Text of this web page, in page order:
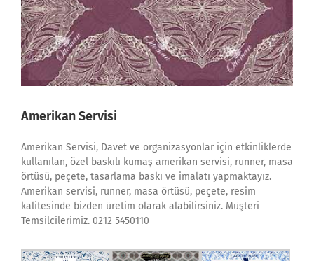
Amerikan Servisi
Amerikan Servisi, Davet ve organizasyonlar için etkinliklerde
kullanılan, özel baskılı kumaş amerikan servisi, runner, masa
örtüsü, peçete, tasarlama baskı ve imalatı yapmaktayız.
Amerikan servisi, runner, masa örtüsü, peçete, resim
kalitesinde bizden üretim olarak alabilirsiniz. Müşteri
Temsilcilerimiz. 0212 5450110